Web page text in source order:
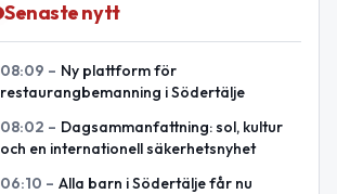
Senaste nytt
08:09 – Ny plattform för
restaurangbemanning i Södertälje
08:02 – Dagsammanfattning: sol, kultur
och en internationell säkerhetsnyhet
06:10 – Alla barn i Södertälje får nu